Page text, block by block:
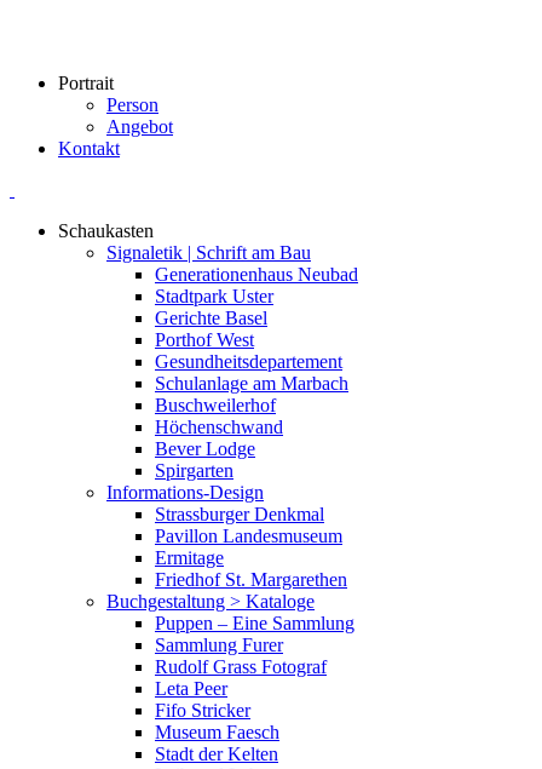
Portrait
Person
Angebot
Kontakt
Schaukasten
Signaletik | Schrift am Bau
Generationenhaus Neubad
Stadtpark Uster
Gerichte Basel
Porthof West
Gesundheitsdepartement
Schulanlage am Marbach
Buschweilerhof
Höchenschwand
Bever Lodge
Spirgarten
Informations-Design
Strassburger Denkmal
Pavillon Landesmuseum
Ermitage
Friedhof St. Margarethen
Buchgestaltung > Kataloge
Puppen – Eine Sammlung
Sammlung Furer
Rudolf Grass Fotograf
Leta Peer
Fifo Stricker
Museum Faesch
Stadt der Kelten